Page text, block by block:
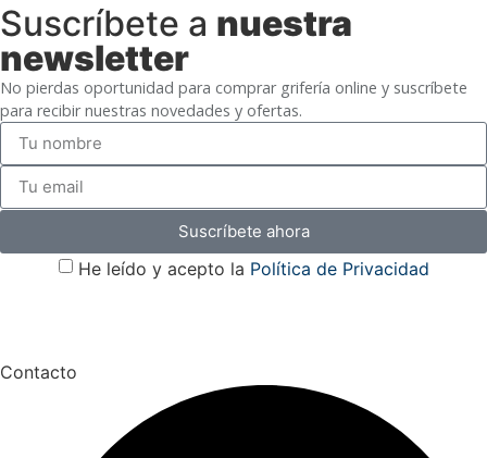
Suscríbete a nuestra
newsletter
No pierdas oportunidad para comprar grifería online y suscríbete
para recibir nuestras novedades y ofertas.
Suscríbete ahora
He leído y acepto la Política de Privacidad
Contacto